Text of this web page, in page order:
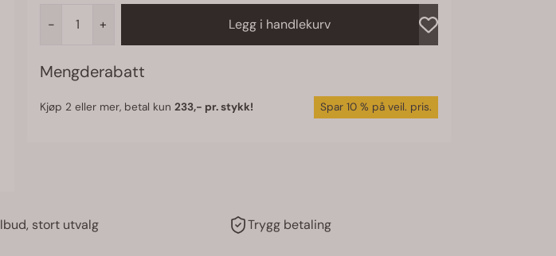
- + Legg i handlekurv
Mengderabatt
2 233,- 10 %
stort utvalg Trygg betaling